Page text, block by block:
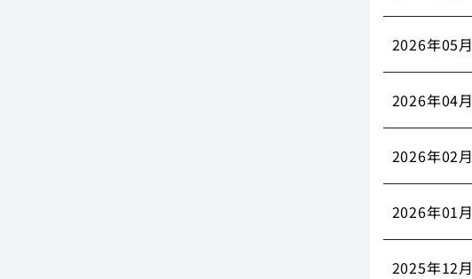
2026年05月
2026年04月
2026年02月
2026年01月
2025年12月